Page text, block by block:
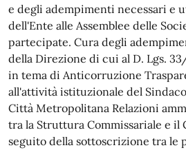
e degli adempimenti necessari e
dell'Ente alle Assemblee delle
partecipate. Cura degli
della Direzione di cui al D. Lgs.
in tema di Anticorruzione
all'attività istituzionale del
Città Metropolitana Relazioni
tra la Struttura Commissariale e il
seguito della sottoscrizione tra le